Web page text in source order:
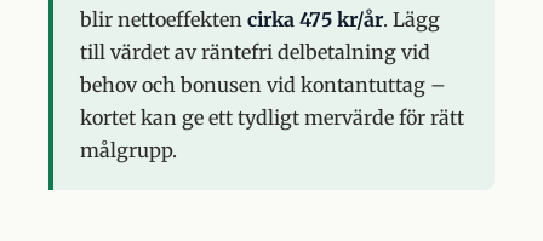
blir nettoeffektencirka 475 kr/år. Lägg
till värdet av räntefri delbetalning vid
behov och bonusen vid kontantuttag –
kortet kan ge ett tydligt mervärde för rätt
målgrupp.